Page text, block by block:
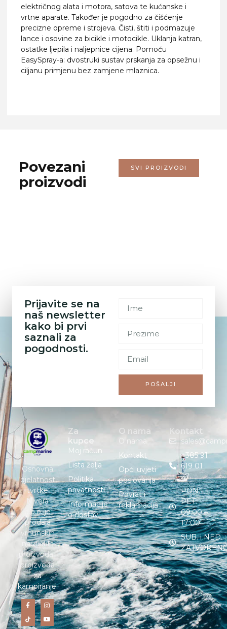
električnog alata i motora, satova te kućanske i
vrtne aparate. Također je pogodno za čišćenje
precizne opreme i strojeva. Čisti, štiti i podmazuje
lance i osovine za bicikle i motocikle. Uklanja katran,
ostatke ljepila i naljepnice cijena. Pomoću
EasySpray-a: dvostruki sustav prskanja za opsežnu i
ciljanu primjenu bez zamjene mlaznica.
Povezani
proizvodi
SVI PROIZVODI
Prijavite se na
naš newsletter
kako bi prvi
saznali za
pogodnosti.
POŠALJI
Osnovna
djelatnost
tvrtke
Nivera
d.o.o. je
prodaja
vrhunskih
nautičkih
proizvoda i
proizvoda
za
kampiranje.
Za
kupce
Moj račun
Lista želja
Politika
privatnosti
Informacije
o dostavi
O nama
O nama
Kontakt
Opći uvjeti
poslovanja
Povrat i
reklamacija
Kontakt
+385 91
619 01
27
PON. –
PET. :
09:00 –
17:00
SUB. i NED. :